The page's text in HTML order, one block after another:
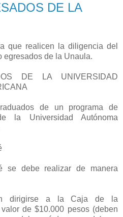
DE LA
que realicen la diligencia del
egresados de la Unaula.
DE LA UNIVERSIDAD
de un programa de
la Universidad Autónoma
se debe realizar de manera
dirigirse a la Caja de la
de $10.000 pesos (deben